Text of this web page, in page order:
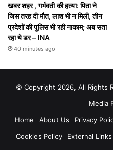
खबर शहर , गर्भवती की हत्या: पिता ने
जिस तरह दी माैत, लाश भी न मिली, तीन
प्रदेशों की पुलिस भी रही नाकाम; अब सता
रहा ये डर – INA
40 minutes ago
© Copyright 2026, All Rights
Media
Home
About Us Privacy
Cookies Policy
External